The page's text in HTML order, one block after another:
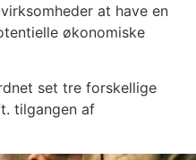
at have en
økonomiske
set tre forskellige
tilgangen af